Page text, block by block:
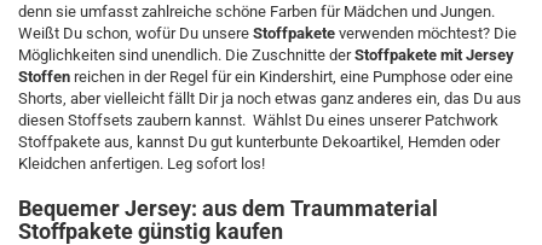
denn sie umfasst zahlreiche schöne Farben für Mädchen und Jungen.
Weißt Du schon, wofür Du unsere Stoffpakete verwenden möchtest? Die
Möglichkeiten sind unendlich. Die Zuschnitte derStoffpakete mit Jersey
Stoffen reichen in der Regel für ein Kindershirt, eine Pumphose oder eine
Shorts, aber vielleicht fällt Dir ja noch etwas ganz anderes ein, das Du aus
diesen Stoffsets zaubern kannst. Wählst Du eines unserer Patchwork
Stoffpakete aus, kannst Du gut kunterbunte Dekoartikel, Hemden oder
Kleidchen anfertigen. Leg sofort los!
Bequemer Jersey: aus dem Traummaterial
Stoffpakete günstig kaufen